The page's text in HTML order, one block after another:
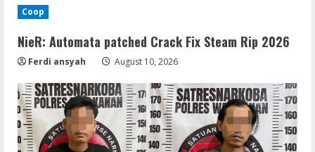
Coop
NieR: Automata patched Crack Fix Steam Rip 2026
Ferdi ansyah August 10, 2026